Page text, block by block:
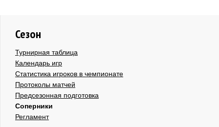
Сезон
Турнирная таблица
Календарь игр
Статистика игроков в чемпионате
Протоколы матчей
Предсезонная подготовка
Соперники
Регламент